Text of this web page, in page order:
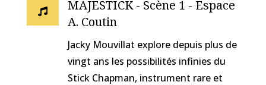

MAJESTICK - Scène 1 - Espace
A. Coutin
Jacky Mouvillat explore depuis plus de
vingt ans les possibilités infinies du
Stick Chapman, instrument rare et